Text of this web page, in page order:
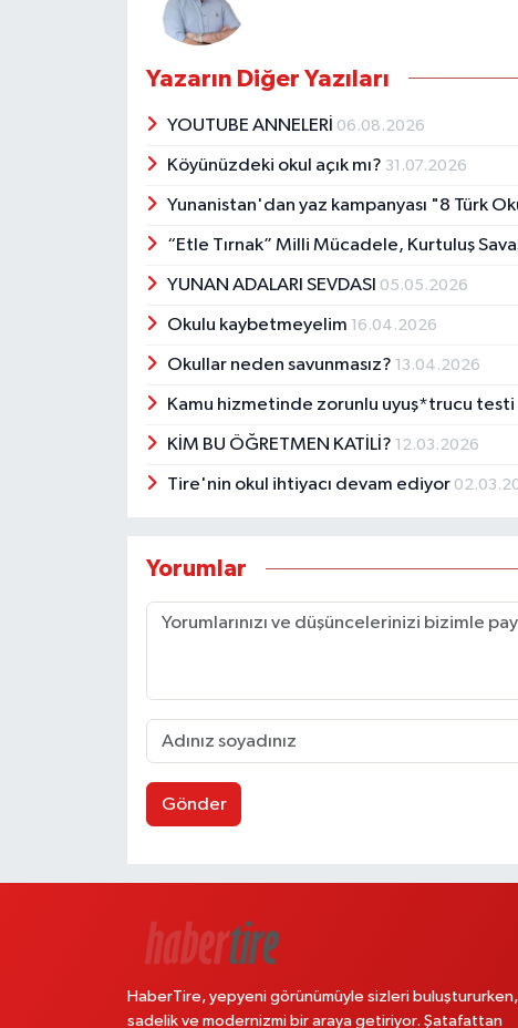
Yazarın Diğer Yazıları
YOUTUBE ANNELERİ 06.08.2026
Köyünüzdeki okul açık mı? 31.07.2026
Yunanistan'dan yaz kampanyası "8 Türk
“Etle Tırnak” Milli Mücadele, Kurtuluş
YUNAN ADALARI SEVDASI 05.05.2026
Okulu kaybetmeyelim 16.04.2026
Okullar neden savunmasız? 13.04.2026
Kamu hizmetinde zorunlu uyuş*trucu testi
KİM BU ÖĞRETMEN KATİLİ? 12.03.2026
Tire'nin okul ihtiyacı devam ediyor
Yorumlar
Gönder
HaberTire, yepyeni görünümüyle sizleri buluştururken,
sadelik ve modernizmi bir araya getiriyor. Şatafattan